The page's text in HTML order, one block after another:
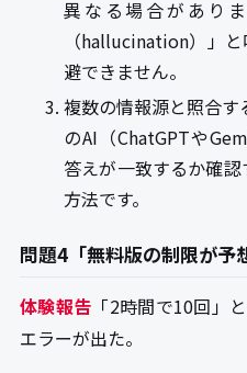
異なる場合があり
（hallucination）」
避できません。
複数の情報源と照合
のAI（ChatGPTや
答えが一致するか確
方法です。
問題4「無料版の制限が予
体験報告 「2時間で10回」
エラーが出た。